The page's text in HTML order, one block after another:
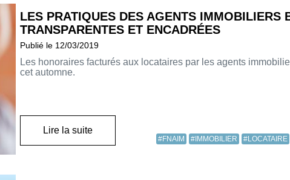
LES PRATIQUES DES AGENTS IMMOBILIERS
TRANSPARENTES ET ENCADRÉES
Publié le 12/03/2019
Les honoraires facturés aux locataires par les agents
cet automne.
Lire la suite
#FNAIM #IMMOBILIER #LOCATAIRE